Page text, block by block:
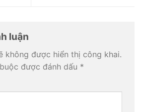
luận
không được hiển thị công khai.
được đánh dấu *